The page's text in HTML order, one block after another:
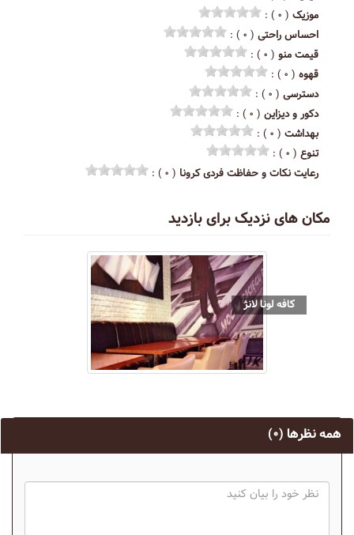
موزیک ( ۰ ) :
احساس راحتی ( ۰ ) :
قیمت منو ( ۰ ) :
قهوه ( ۰ ) :
دسترسی ( ۰ ) :
دکور و دیزاین ( ۰ ) :
بهداشت ( ۰ ) :
تنوع ( ۰ ) :
رعایت نکات و حفاظت فردی کرونا ( ۰ ) :
مکان های نزدیک برای بازدید
کافه لونا لانژ
همه نظرها (۰)